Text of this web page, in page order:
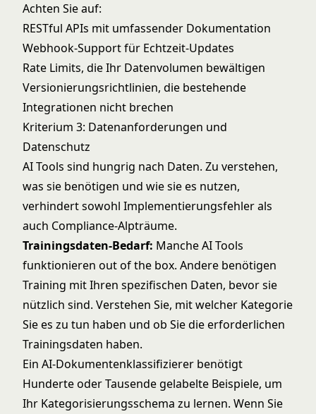
Achten Sie auf:
RESTful APIs mit umfassender Dokumentation
Webhook-Support für Echtzeit-Updates
Rate Limits, die Ihr Datenvolumen bewältigen
Versionierungsrichtlinien, die bestehende
Integrationen nicht brechen
Kriterium 3: Datenanforderungen und
Datenschutz
AI Tools sind hungrig nach Daten. Zu verstehen,
was sie benötigen und wie sie es nutzen,
verhindert sowohl Implementierungsfehler als
auch Compliance-Alpträume.
Trainingsdaten-Bedarf: Manche AI Tools
funktionieren out of the box. Andere benötigen
Training mit Ihren spezifischen Daten, bevor sie
nützlich sind. Verstehen Sie, mit welcher Kategorie
Sie es zu tun haben und ob Sie die erforderlichen
Trainingsdaten haben.
Ein AI-Dokumentenklassifizierer benötigt
Hunderte oder Tausende gelabelte Beispiele, um
Ihr Kategorisierungsschema zu lernen. Wenn Sie